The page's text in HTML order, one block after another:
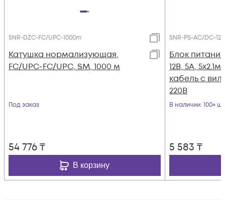
SNR-DZC-FC/UPC-1000m
Катушка нормализующая,
FC/UPC-FC/UPC, SM, 1000 м
Под заказ
54 776₸
В корзину
SNR-PS-AC/DC-12/
Блок
12В, 5А,
кабель с
220В
В наличии: 100+ шт
5 583 ₸